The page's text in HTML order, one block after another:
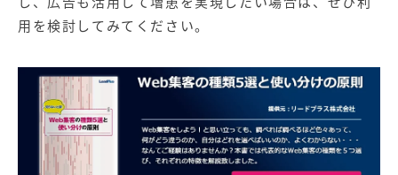
用を検討してみてください。